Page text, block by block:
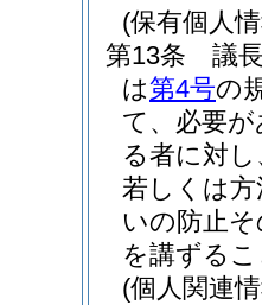
(保有個人
第13条
議
は第4号の
て、必要
る者に対
若しくは
いの防止
を講ずる
(個人関連